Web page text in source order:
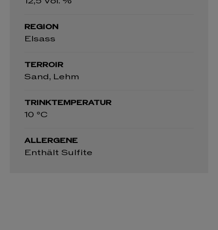
REGION
Elsass
TERROIR
Sand, Lehm
TRINKTEMPERATUR
10 °C
ALLERGENE
Enthält Sulfite